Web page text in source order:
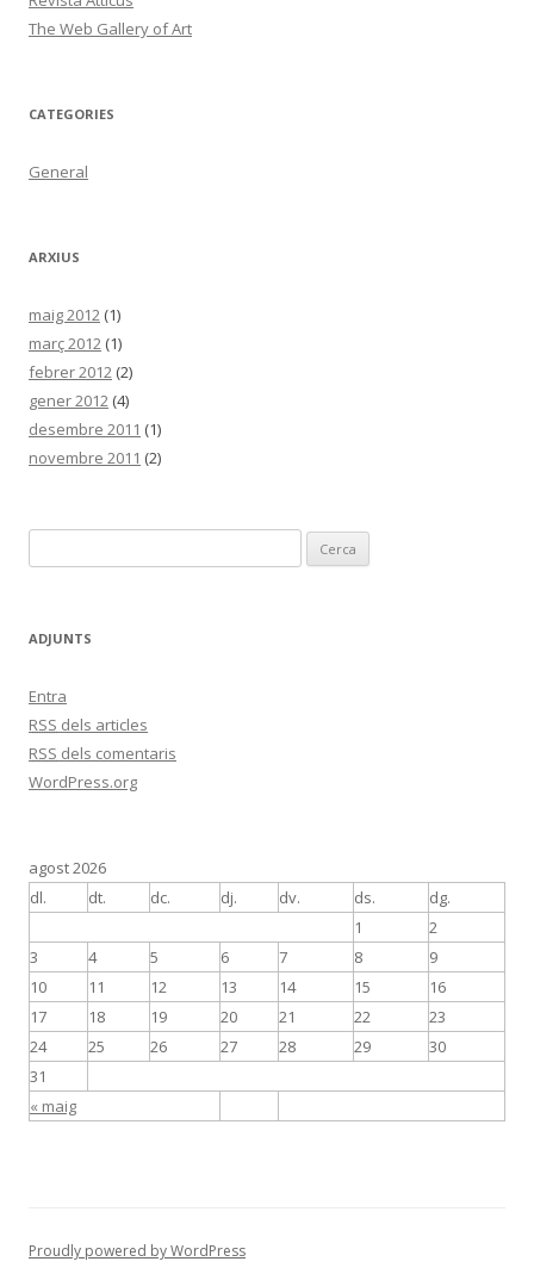
The Web Gallery of Art
CATEGORIES
General
ARXIUS
maig 2012 (1)
març 2012 (1)
febrer 2012 (2)
gener 2012 (4)
desembre 2011 (1)
novembre 2011 (2)
e
c
:
ADJUNTS
Entra
RSS dels articles
RSS dels comentaris
WordPress.org
agost 2026
dl.
dt. dc. dj. dv. ds. dg.
« maig
1
2
3
4 5 6 7 8
9
10
11 12 13 14 15
16
17
18 19 20 21 22
23
24
25 26 27 28 29
30
31
Proudly powered by WordPress